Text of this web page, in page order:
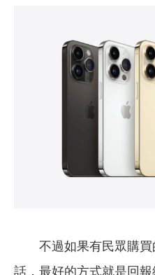
不過如果有民眾購
話，最好的方式就是回